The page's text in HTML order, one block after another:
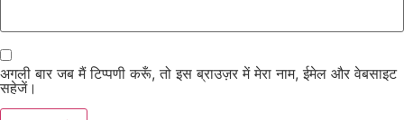
अगली बार जब मैं टिप्पणी करूँ, तो इस ब्राउज़र में मेरा नाम, ईमेल और वेबसाइट
सहेजें।